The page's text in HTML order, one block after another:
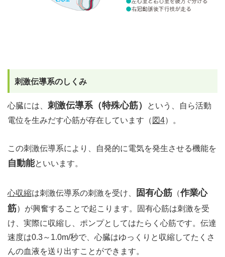
刺激伝導系のしくみ
心臓には、 刺激伝導系（特殊心筋）
という、自ら活動
電位を生みだす心筋が存在しています（ 図4）。
この刺激伝導系により、自発的に電気を発生させる機能を
自動能といいます。
心収縮は刺激伝導系の刺激を受け、 固有心筋 （作業心
筋）が興奮することで起こります。固有心筋は刺激を受
け、実際に収縮し、ポンプとしてはたらく心筋です。伝達
速度は0.3～1.0m/秒で、心臓はゆっくりと収縮してたくさ
んの血液を送り出すことができます。